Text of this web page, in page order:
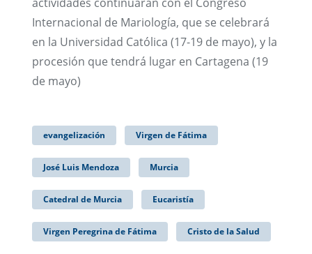
Internacional de Mariología, que se celebrará
en la Universidad Católica (17-19 de mayo), y la
procesión que tendrá lugar en Cartagena (19
de mayo)
evangelización Virgen de Fátima
José Luis Mendoza Murcia
Catedral de Murcia Eucaristía
Virgen Peregrina de Fátima Cristo de la Salud